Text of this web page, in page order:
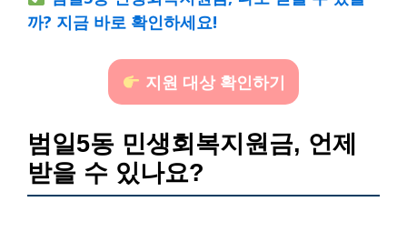
까? 지금 바로 확인하세요!
지원 대상 확인하기
범일5동 민생회복지원금, 언제
받을 수 있나요?